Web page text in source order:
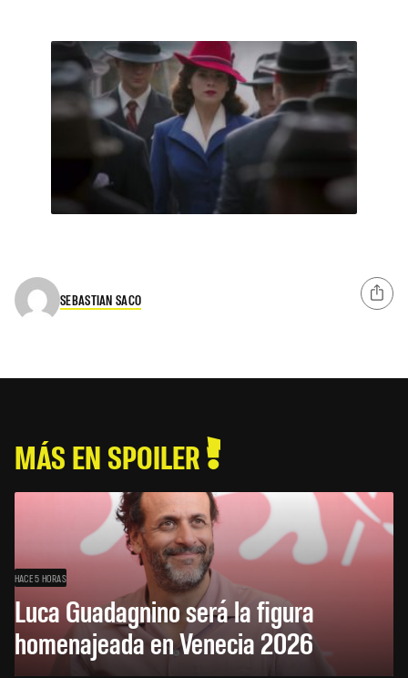
SEBASTIAN SACO
MÁS EN SPOILER
HACE 5 HORAS
Luca Guadagnino será la figura
homenajeada en Venecia 2026